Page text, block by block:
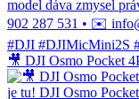
🎥 DJI Osmo Pocket